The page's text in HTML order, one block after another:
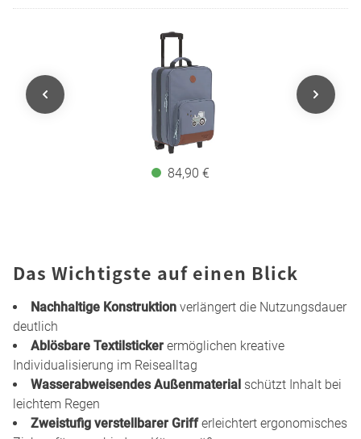
84,90 €
Das Wichtigste auf einen Blick
Nachhaltige Konstruktion verlängert die Nutzungsdauer
deutlich
Ablösbare Textilsticker ermöglichen kreative
Individualisierung im Reisealltag
Wasserabweisendes Außenmaterial schützt Inhalt bei
leichtem Regen
Zweistufig verstellbarer Grifferleichtert ergonomisches